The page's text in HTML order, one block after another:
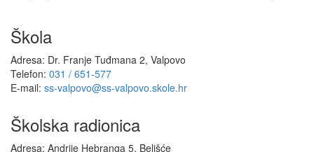
Škola
Adresa: Dr. Franje Tuđmana 2, Valpovo
Telefon: 031 / 651-577
E-mail: ss-valpovo@ss-valpovo.skole.hr
Školska radionica
Adresa: Andrije Hebranga 5, Belišće